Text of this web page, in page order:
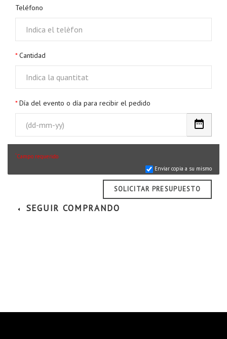
Teléfono
Cantidad
Día del evento o día para recibir el pedido
*Campo requerido
Enviar copia a su mismo
SOLICITAR PRESUPUESTO
SEGUIR COMPRANDO